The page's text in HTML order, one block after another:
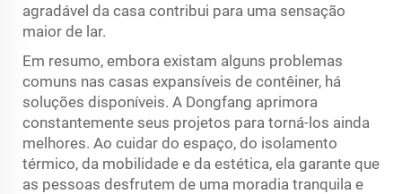
agradável da casa contribui para uma sensação
maior de lar.
Em resumo, embora existam alguns problemas
comuns nas casas expansíveis de contêiner, há
soluções disponíveis. A Dongfang aprimora
constantemente seus projetos para torná-los ainda
melhores. Ao cuidar do espaço, do isolamento
térmico, da mobilidade e da estética, ela garante que
as pessoas desfrutem de uma moradia tranquila e